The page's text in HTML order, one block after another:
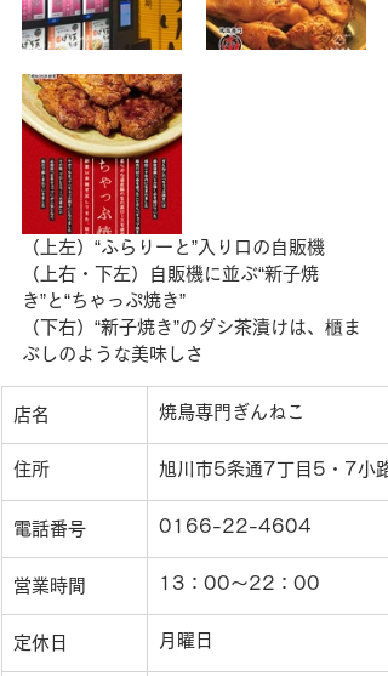
（上左）“ふらりーと”入り口の自販機
（上右・下左）自販機に並ぶ“新子焼
き”と“ちゃっぷ焼き”
（下右）“新子焼き”のダシ茶漬けは、櫃ま
ぶしのような美味しさ
店名 焼鳥専門ぎんねこ
住所 旭川市5条通7丁目5・7小
電話番号 0166-22-4604
営業時間 13：00〜22：00
定休日 月曜日